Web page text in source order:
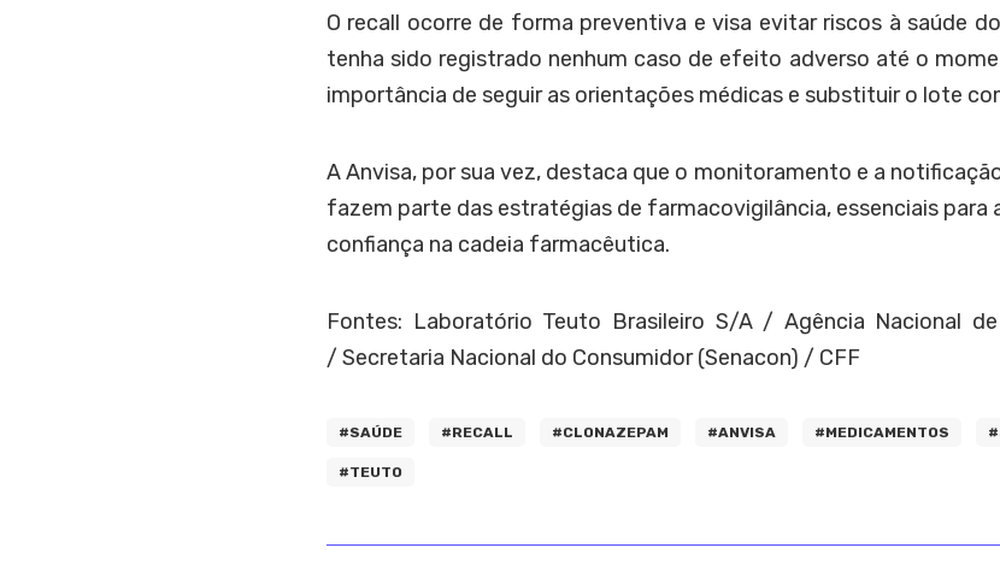
O recall ocorre de forma preventiva e visa evitar riscos à saúde
tenha sido registrado nenhum caso de efeito adverso até o
importância de seguir as orientações médicas e substituir o lote
A Anvisa, por sua vez, destaca que o monitoramento e a
fazem parte das estratégias de farmacovigilância, essenciais para
confiança na cadeia farmacêutica.
Fontes: Laboratório Teuto Brasileiro S/A / Agência Nacional
/ Secretaria Nacional do Consumidor (Senacon) / CFF
#SAÚDE #RECALL #CLONAZEPAM #ANVISA #MEDICAMENTOS
#TEUTO